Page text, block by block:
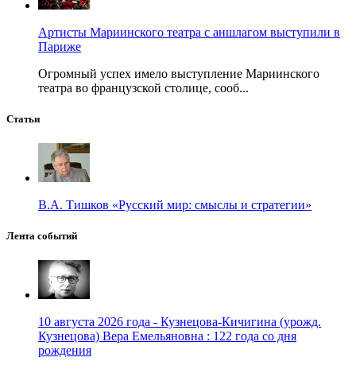
Артисты Мариинского театра с аншлагом выступили в
Париже
Огромный успех имело выступление Мариинского
театра во французской столице, сооб...
Статьи
В.А. Тишков «Русский мир: смыслы и стратегии»
Лента событий
10 августа 2026 года - Кузнецова-Кичигина (урожд.
Кузнецова) Вера Емельяновна : 122 года со дня
рождения